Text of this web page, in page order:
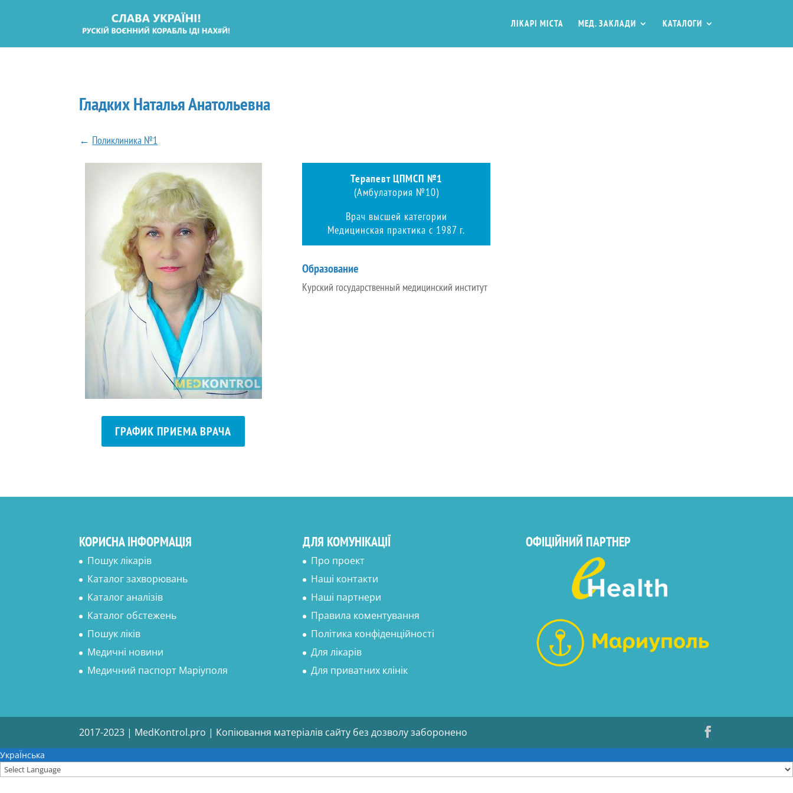
ЛІКАРІ МІСТА МЕД. ЗАКЛАДИ КАТАЛОГИ
Гладких Наталья Анатольевна
← Поликлиника №1
ГРАФИК ПРИЕМА ВРАЧА
Терапевт ЦПМСП №1
(Амбулатория №10)
Врач высшей категории
Медицинская практика с 1987 г.
Образование
Курский государственный медицинский институт
КОРИСНА ІНФОРМАЦІЯ
Пошук лікарів
Каталог захворювань
Каталог аналізів
Каталог обстежень
Пошук ліків
Медичні новини
Медичний паспорт Маріуполя
ДЛЯ КОМУНІКАЦІЇ
Про проект
Наші контакти
Наші партнери
Правила коментування
Політика конфіденційності
Для лікарів
Для приватних клінік
ОФІЦІЙНИЙ ПАРТНЕР
2017-2023 | MedKontrol.pro | Копіювання матеріалів сайту без дозволу заборонено
УкраЇнська